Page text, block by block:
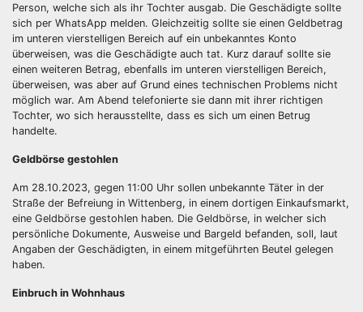
Person, welche sich als ihr Tochter ausgab. Die Geschädigte sollte
sich per WhatsApp melden. Gleichzeitig sollte sie einen Geldbetrag
im unteren vierstelligen Bereich auf ein unbekanntes Konto
überweisen, was die Geschädigte auch tat. Kurz darauf sollte sie
einen weiteren Betrag, ebenfalls im unteren vierstelligen Bereich,
überweisen, was aber auf Grund eines technischen Problems nicht
möglich war. Am Abend telefonierte sie dann mit ihrer richtigen
Tochter, wo sich herausstellte, dass es sich um einen Betrug
handelte.
Geldbörse gestohlen
Am 28.10.2023, gegen 11:00 Uhr sollen unbekannte Täter in der
Straße der Befreiung in Wittenberg, in einem dortigen Einkaufsmarkt,
eine Geldbörse gestohlen haben. Die Geldbörse, in welcher sich
persönliche Dokumente, Ausweise und Bargeld befanden, soll, laut
Angaben der Geschädigten, in einem mitgeführten Beutel gelegen
haben.
Einbruch in Wohnhaus